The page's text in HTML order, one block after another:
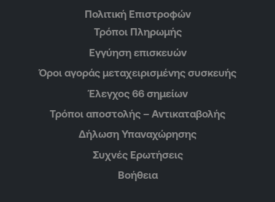
Πολιτική Επιστροφών
Τρόποι Πληρωμής
Εγγύηση επισκευών
Όροι αγοράς μεταχειρισμένης συσκευής
Έλεγχος 66 σημείων
Τρόποι αποστολής – Αντικαταβολής
Δήλωση Υπαναχώρησης
Συχνές Ερωτήσεις
Βοήθεια